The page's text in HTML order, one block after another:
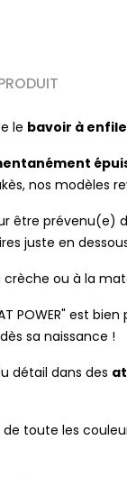
le bavoir à
nos modèles
être prévenu(e)
juste en
crèche ou à la
POWER" est
sa naissance !
détail dans des
toute les